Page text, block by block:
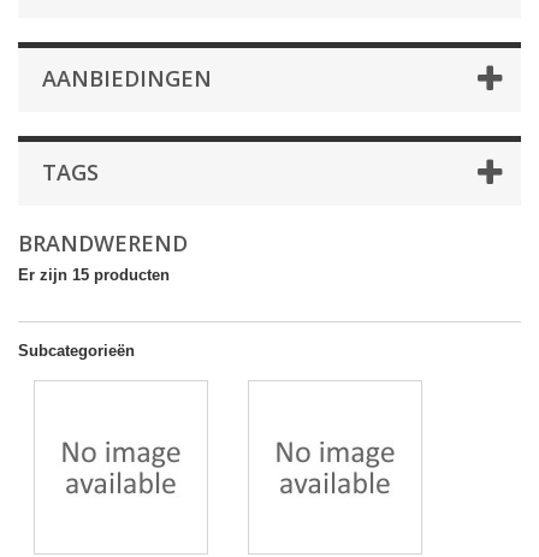
AANBIEDINGEN
TAGS
BRANDWEREND
Er zijn 15 producten
Subcategorieën